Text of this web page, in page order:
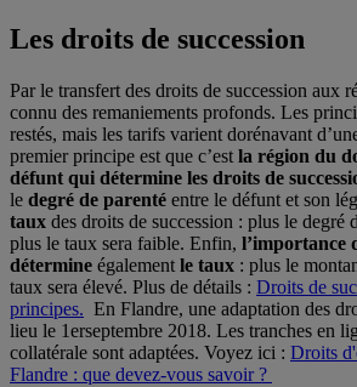
Les droits de succession
Par le transfert des droits de succession aux
connu des remaniements profonds. Les
restés, mais les tarifs varient dorénavant
premier principe est que c’est la région du
défunt qui détermine les droits de
le degré de parenté entre le défunt et son
taux des droits de succession : plus le degré
plus le taux sera faible. Enfin, l’importance
détermine également le taux : plus le
taux sera élevé. Plus de détails : Droits de
principes. En Flandre, une adaptation des
lieu le 1erseptembre 2018. Les tranches en
collatérale sont adaptées. Voyez ici : Droits
Flandre : que devez-vous savoir ?